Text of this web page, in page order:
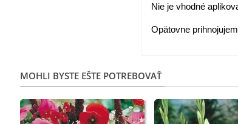
Iskerník plnokvetý modrý -
Ranunculus asiaticus...
1,82 €
Nie je vhodné
Opätovne
MOHLI BYSTE EŠTE POTREBOVAŤ